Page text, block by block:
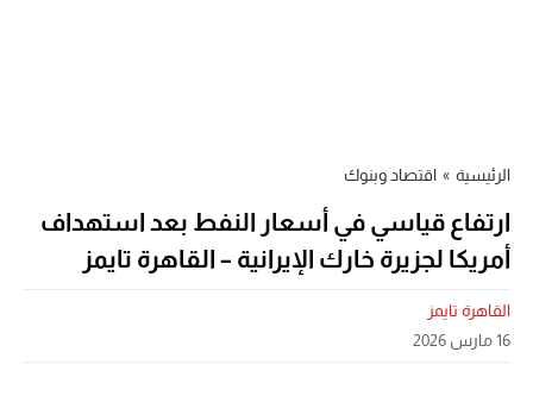
الرئيسية » اقتصاد وبنوك
ارتفاع قياسي في أسعار النفط بعد استهداف
أمريكا لجزيرة خارك الإيرانية – القاهرة تايمز
القاهرة تايمز
16 مارس 2026